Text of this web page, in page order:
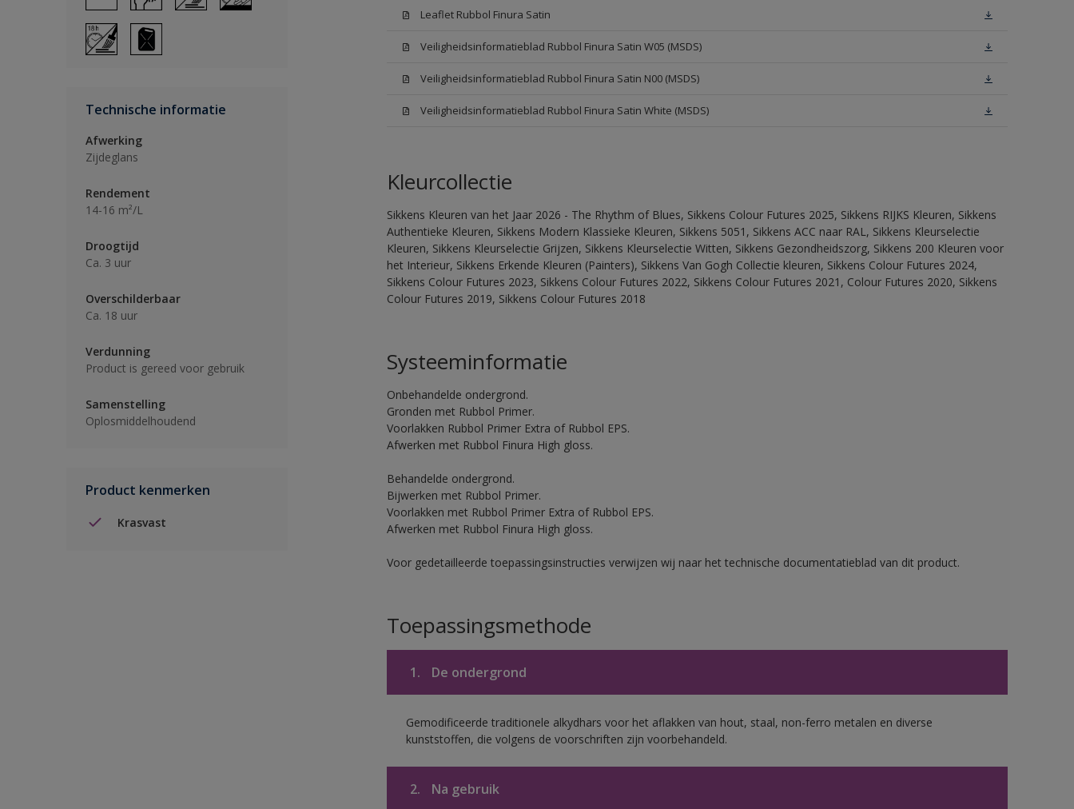
Technische informatie
Afwerking
Zijdeglans
Rendement
14-16 m²/L
Droogtijd
Ca. 3 uur
Overschilderbaar
Ca. 18 uur
Verdunning
Product is gereed voor gebruik
Samenstelling
Oplosmiddelhoudend
Product kenmerken
Krasvast
Leaflet Rubbol Finura Satin
Veiligheidsinformatieblad Rubbol Finura Satin W05 (MSDS)
Veiligheidsinformatieblad Rubbol Finura Satin N00 (MSDS)
Veiligheidsinformatieblad Rubbol Finura Satin White (MSDS)
Kleurcollectie
Sikkens Kleuren van het Jaar 2026 - The Rhythm of Blues, Sikkens Colour Futures 2025, Sikkens RIJKS Kleuren, Sikkens
Authentieke Kleuren, Sikkens Modern Klassieke Kleuren, Sikkens 5051, Sikkens ACC naar RAL, Sikkens Kleurselectie
Kleuren, Sikkens Kleurselectie Grijzen, Sikkens Kleurselectie Witten, Sikkens Gezondheidszorg, Sikkens 200 Kleuren voor
het Interieur, Sikkens Erkende Kleuren (Painters), Sikkens Van Gogh Collectie kleuren, Sikkens Colour Futures 2024,
Sikkens Colour Futures 2023, Sikkens Colour Futures 2022, Sikkens Colour Futures 2021, Colour Futures 2020, Sikkens
Colour Futures 2019, Sikkens Colour Futures 2018
Systeeminformatie
Onbehandelde ondergrond.
Gronden met Rubbol Primer.
Voorlakken Rubbol Primer Extra of Rubbol EPS.
Afwerken met Rubbol Finura High gloss.
Behandelde ondergrond.
Bijwerken met Rubbol Primer.
Voorlakken met Rubbol Primer Extra of Rubbol EPS.
Afwerken met Rubbol Finura High gloss.
Voor gedetailleerde toepassingsinstructies verwijzen wij naar het technische documentatieblad van dit product.
Toepassingsmethode
1. De ondergrond
Gemodificeerde traditionele alkydhars voor het aflakken van hout, staal, non-ferro metalen en diverse
kunststoffen, die volgens de voorschriften zijn voorbehandeld.
2. Na gebruik